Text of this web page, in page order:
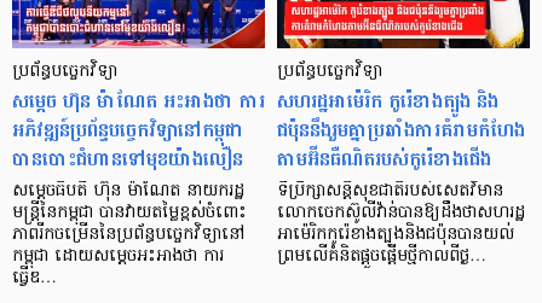
ប្រព័ន្ធបច្ចេកវិទ្យា
សម្តេច ហ៊ុន ម៉ាណែត អះអាងថា ការ
អភិវឌ្ឍន៍ប្រព័ន្ធបច្ចេកវិទ្យានៅកម្ពុជា
បានបោះជំហានទៅមុខយ៉ាងលឿន
សម្ដេចធិបតី ហ៊ុន ម៉ាណែត នាយករដ្ឋ
មន្ត្រីនៃកម្ពុជា បានវាយតម្លៃខ្ពស់ចំពោះ
ភាពរីកចម្រើននៃប្រព័ន្ធបច្ចេកវិទ្យានៅ
កម្ពុជា ដោយសម្តេចអះអាងថា ការ
ធ្វើឌ…
ប្រព័ន្ធបច្ចេកវិទ្យា
សហរដ្ឋអាម៉េរិក កូរ៉េខាងត្បូង និង
ជប៉ុននឹងរួមគ្នាប្រឆាំងការគំរាមកំហែង
តាមអ៊ីនធឺណិតរបស់កូរ៉េខាងជើង
ទីប្រឹក្សាសន្តិសុខជាតិរបស់សេតវិមាន
លោកចេកស៊ូលីវ៉ាន់បានឱ្យដឹងថាសហរដ្ឋ
អាម៉េរិកកូរ៉េខាងត្បូងនិងជប៉ុនបានយល់
ព្រមលើគំនិតផ្តួចផ្តើមថ្មីកាលពីថ្ង…